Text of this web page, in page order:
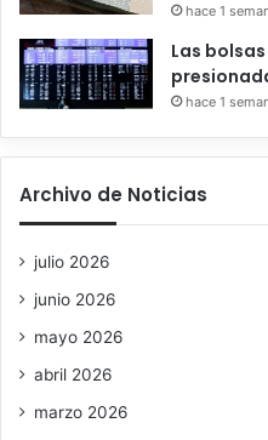
hace 1
Las
hace 1
Archivo de Noticias
julio 2026
junio 2026
mayo 2026
abril 2026
marzo 2026